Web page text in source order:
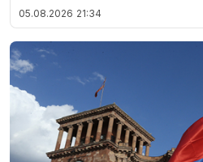
05.08.2026 21:34